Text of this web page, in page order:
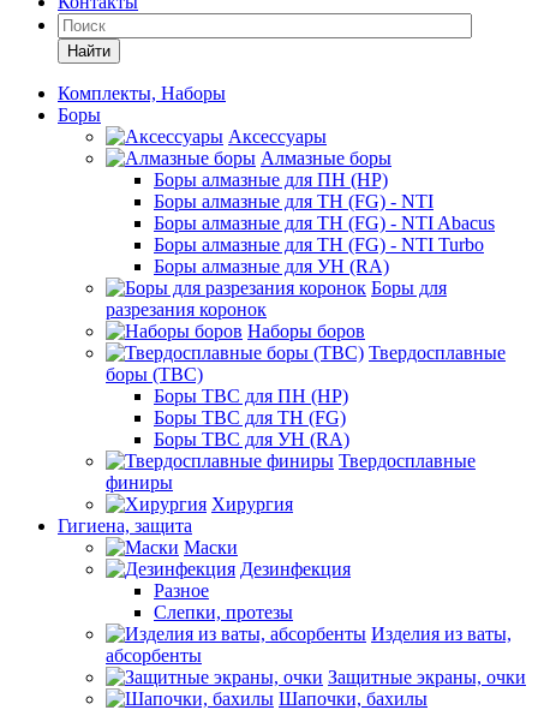
Найти
Комплекты, Наборы
Боры
Аксессуары
Алмазные боры
Боры алмазные для ПН (HP)
Боры алмазные для ТН (FG) - NTI
Боры алмазные для ТН (FG) - NTI Abacus
Боры алмазные для ТН (FG) - NTI Turbo
Боры алмазные для УН (RA)
Боры для
разрезания коронок
Наборы боров
Твердосплавные
боры (ТВС)
Боры ТВС для ПН (HP)
Боры ТВС для ТН (FG)
Боры ТВС для УН (RA)
Твердосплавные
финиры
Хирургия
Гигиена, защита
Маски
Дезинфекция
Разное
Слепки, протезы
Изделия из ваты,
абсорбенты
Защитные экраны, очки
Шапочки, бахилы